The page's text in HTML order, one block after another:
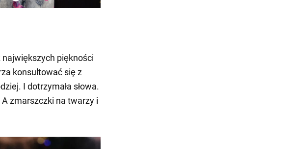
największych piękności
konsultować się z
I dotrzymała słowa.
zmarszczki na twarzy i